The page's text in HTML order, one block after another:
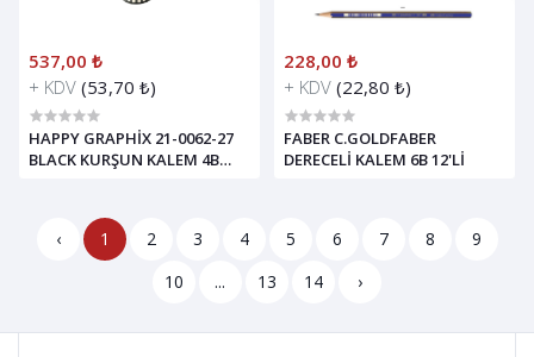
537,00 ₺
+ KDV (53,70 ₺)
HAPPY GRAPHİX 21-0062-27
BLACK KURŞUN KALEM 4B
228,00 ₺
+ KDV (22,80 ₺)
FABER C.GOLDFABER
DERECELİ KALEM 6B 12'Lİ
‹ 1 2 3 4 5 6 7 8
9
10
... 13 14 ›